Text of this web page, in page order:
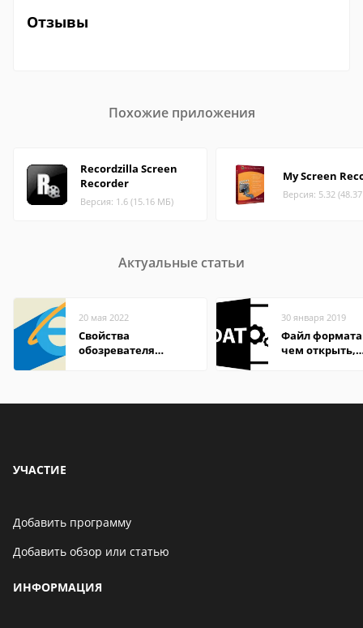
Отзывы
Похожие приложения
Recordzilla Screen
Recorder
Версия: 1.6 (15.16 МБ)
My Screen
Версия: 5.32
Актуальные статьи
20 мая 2022
Свойства
обозревателя
30 января 2019
Файл формата
чем открыть,
УЧАСТИЕ
Добавить программу
Добавить обзор или статью
ИНФОРМАЦИЯ